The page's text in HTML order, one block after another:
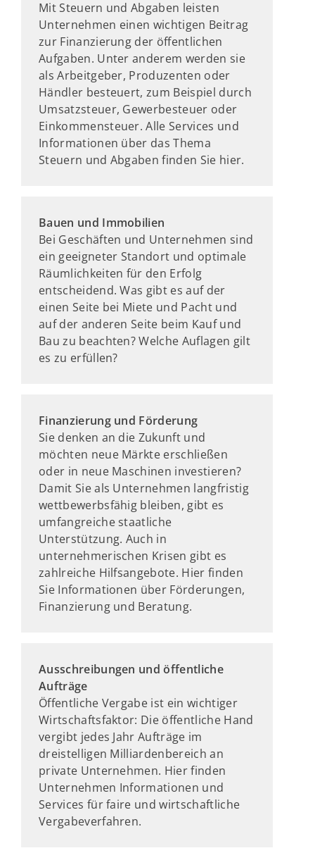
Mit Steuern und Abgaben leisten
Unternehmen einen wichtigen Beitrag
zur Finanzierung der öffentlichen
Aufgaben. Unter anderem werden sie
als Arbeitgeber, Produzenten oder
Händler besteuert, zum Beispiel durch
Umsatzsteuer, Gewerbesteuer oder
Einkommensteuer. Alle Services und
Informationen über das Thema
Steuern und Abgaben finden Sie hier.
Bauen und Immobilien
Bei Geschäften und Unternehmen sind
ein geeigneter Standort und optimale
Räumlichkeiten für den Erfolg
entscheidend. Was gibt es auf der
einen Seite bei Miete und Pacht und
auf der anderen Seite beim Kauf und
Bau zu beachten? Welche Auflagen gilt
es zu erfüllen?
Finanzierung und Förderung
Sie denken an die Zukunft und
möchten neue Märkte erschließen
oder in neue Maschinen investieren?
Damit Sie als Unternehmen langfristig
wettbewerbsfähig bleiben, gibt es
umfangreiche staatliche
Unterstützung. Auch in
unternehmerischen Krisen gibt es
zahlreiche Hilfsangebote. Hier finden
Sie Informationen über Förderungen,
Finanzierung und Beratung.
Ausschreibungen und öffentliche
Aufträge
Öffentliche Vergabe ist ein wichtiger
Wirtschaftsfaktor: Die öffentliche Hand
vergibt jedes Jahr Aufträge im
dreistelligen Milliardenbereich an
private Unternehmen. Hier finden
Unternehmen Informationen und
Services für faire und wirtschaftliche
Vergabeverfahren.